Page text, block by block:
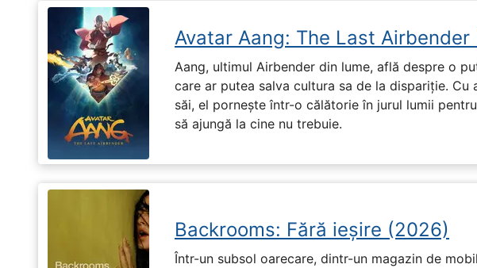
Avatar Aang: The Last Airbender
Aang, ultimul Airbender din lume, află despre o
care ar putea salva cultura sa de la dispariție. Cu
săi, el pornește într-o călătorie în jurul lumii
să ajungă la cine nu trebuie.
Backrooms: Fără ieșire (2026)
Într-un subsol oarecare, dintr-un magazin de